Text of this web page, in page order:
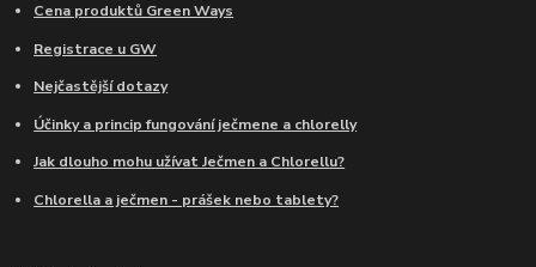
Cena produktů Green Ways
Registrace u GW
Nejčastější dotazy
Účinky a princip fungování ječmene a chlorelly
Jak dlouho mohu užívat Ječmen a Chlorellu?
Chlorella a ječmen - prášek nebo tablety?